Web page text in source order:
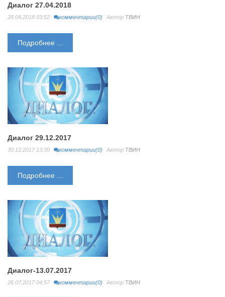
Диалог 27.04.2018
28.04.2018 03:52 комментарии(0) Автор ТВИН
Подробнее ...
Диалог 29.12.2017
30.12.2017 13:30 комментарии(0) Автор ТВИН
Подробнее ...
Диалог-13.07.2017
26.07.2017 04:57 комментарии(0) Автор ТВИН